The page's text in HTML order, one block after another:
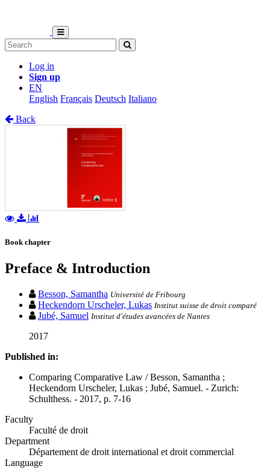
Log in
Sign up
EN
English Français Deutsch Italiano
Back
Book chapter
Preface & Introduction
Besson, Samantha Université de Fribourg
Heckendorn Urscheler, Lukas Institut suisse de droit comparé
Jubé, Samuel Institut d'études avancées de Nantes
2017
Published in:
Comparing Comparative Law / Besson, Samantha ;
Heckendorn Urscheler, Lukas ; Jubé, Samuel. - Zurich:
Schulthess. - 2017, p. 7-16
Faculty
Faculté de droit
Department
Département de droit international et droit commercial
Language